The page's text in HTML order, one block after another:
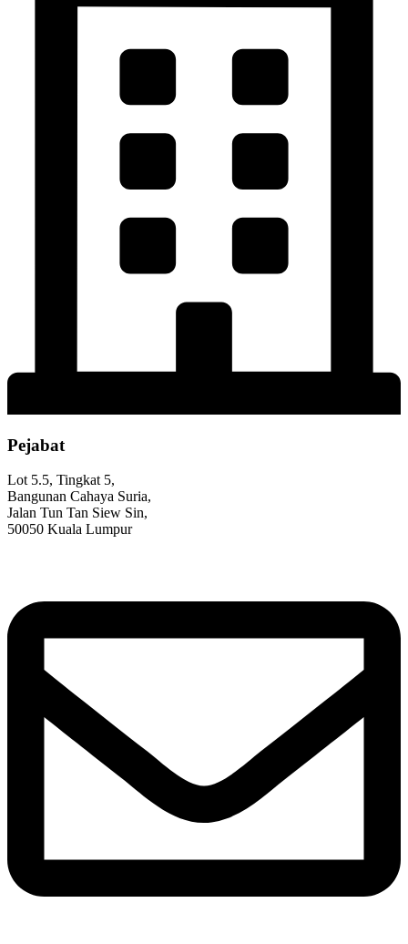
Pejabat
Lot 5.5, Tingkat 5,
Bangunan Cahaya Suria,
Jalan Tun Tan Siew Sin,
50050 Kuala Lumpur